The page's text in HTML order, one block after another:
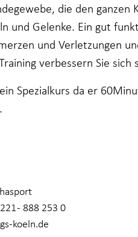
die den
und Gelenke. Ein gut
und Verletzungen
verbessern Sie sich
Spezialkurs da er
- 888 253 0
koeln.de